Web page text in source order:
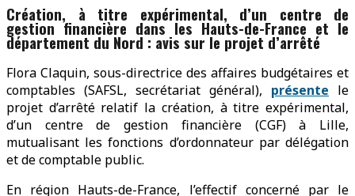
Création, à titre expérimental, d’un centre de
gestion financière dans les Hauts-de-France et le
département du Nord : avis sur le projet d’arrêté
Flora Claquin, sous-directrice des affaires budgétaires et
comptables (SAFSL, secrétariat général), présente le
projet d’arrêté relatif la création, à titre expérimental,
d’un centre de gestion financière (CGF) à Lille,
mutualisant les fonctions d’ordonnateur par délégation
et de comptable public.
En région Hauts-de-France, l’effectif concerné par le